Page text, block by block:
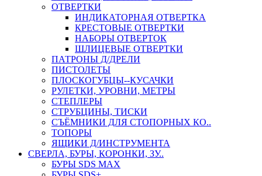
ОТВЕРТКИ
ИНДИКАТОРНАЯ ОТВЕРТКА
КРЕСТОВЫЕ ОТВЕРТКИ
НАБОРЫ ОТВЕРТОК
ШЛИЦЕВЫЕ ОТВЕРТКИ
ПАТРОНЫ Д/ДРЕЛИ
ПИСТОЛЕТЫ
ПЛОСКОГУБЦЫ--КУСАЧКИ
РУЛЕТКИ, УРОВНИ, МЕТРЫ
СТЕПЛЕРЫ
СТРУБЦИНЫ, ТИСКИ
СЪЁМНИКИ ДЛЯ СТОПОРНЫХ КО..
ТОПОРЫ
ЯЩИКИ Д/ИНСТРУМЕНТА
СВЕРЛА, БУРЫ, КОРОНКИ, ЗУ..
БУРЫ SDS MAX